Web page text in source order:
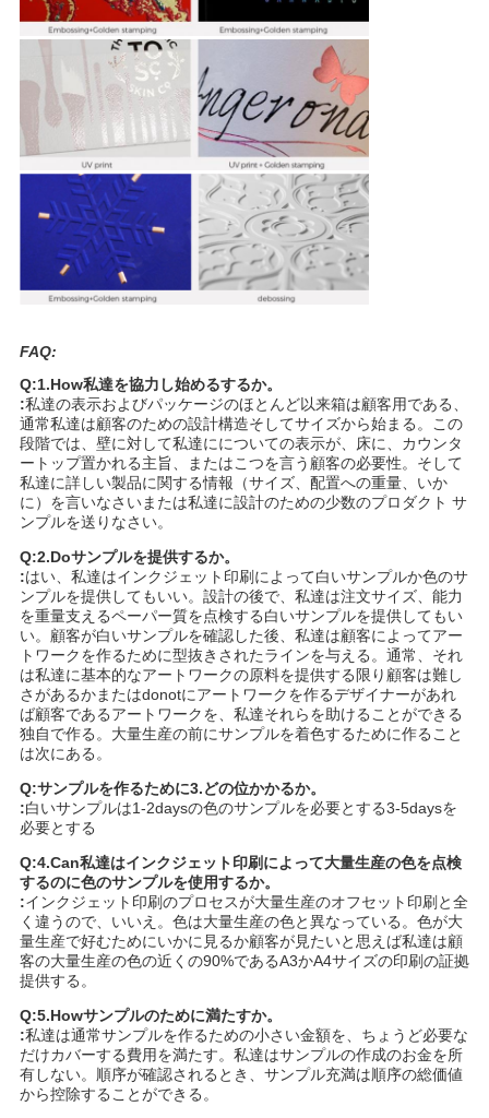
ニ
ュ
ー
ス
FAQ:
Q:1.How私達を協力し始めるするか。
:私達の表示およびパッケージのほとんど以来箱は顧客用である、
通常私達は顧客のための設計構造そしてサイズから始まる。この
段階では、壁に対して私達にについての表示が、床に、カウンタ
ートップ置かれる主旨、またはこつを言う顧客の必要性。そして
私達に詳しい製品に関する情報（サイズ、配置への重量、いか
に）を言いなさいまたは私達に設計のための少数のプロダクト サ
ンプルを送りなさい。
Q:2.Doサンプルを提供するか。
:はい、私達はインクジェット印刷によって白いサンプルか色のサ
ンプルを提供してもいい。設計の後で、私達は注文サイズ、能力
を重量支えるペーパー質を点検する白いサンプルを提供してもい
い。顧客が白いサンプルを確認した後、私達は顧客によってアー
トワークを作るために型抜きされたラインを与える。通常、それ
は私達に基本的なアートワークの原料を提供する限り顧客は難し
さがあるかまたはdonotにアートワークを作るデザイナーがあれ
ば顧客であるアートワークを、私達それらを助けることができる
独自で作る。大量生産の前にサンプルを着色するために作ること
は次にある。
Q:サンプルを作るために3.どの位かかるか。
:白いサンプルは1-2daysの色のサンプルを必要とする3-5daysを
必要とする
Q:4.Can私達はインクジェット印刷によって大量生産の色を点検
するのに色のサンプルを使用するか。
:インクジェット印刷のプロセスが大量生産のオフセット印刷と全
く違うので、いいえ。色は大量生産の色と異なっている。色が大
量生産で好むためにいかに見るか顧客が見たいと思えば私達は顧
客の大量生産の色の近くの90%であるA3かA4サイズの印刷の証拠
提供する。
Q:5.Howサンプルのために満たすか。
:私達は通常サンプルを作るための小さい金額を、ちょうど必要な
だけカバーする費用を満たす。私達はサンプルの作成のお金を所
有しない。順序が確認されるとき、サンプル充満は順序の総価値
から控除することができる。